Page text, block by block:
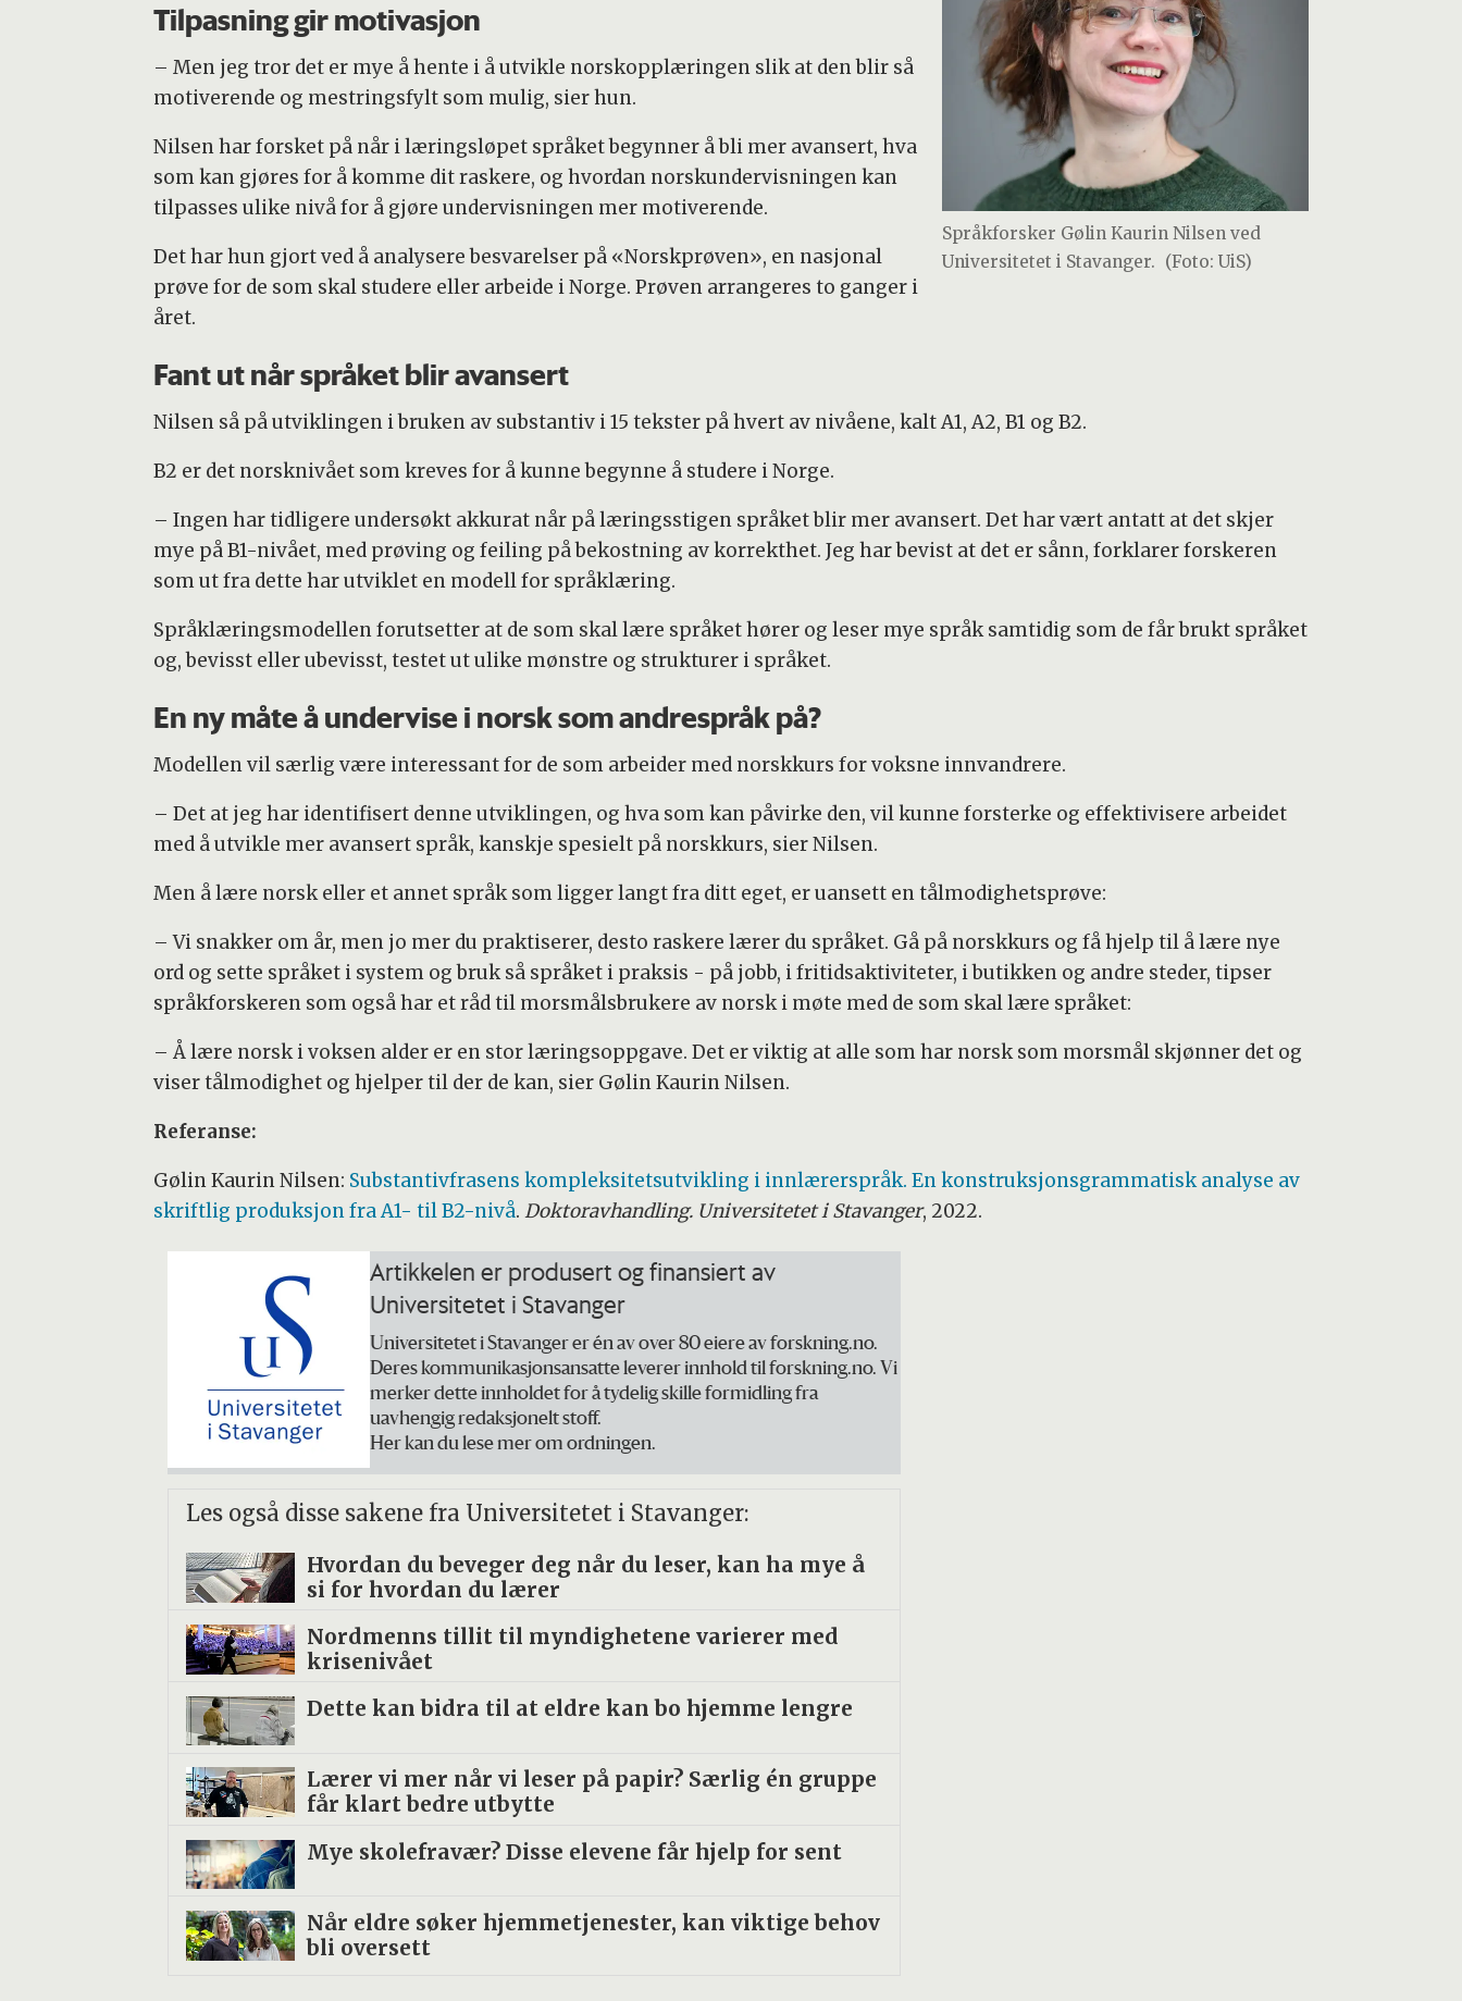
Språkforsker Gølin Kaurin Nilsen ved
Universitetet i Stavanger. (Foto: UiS)
Tilpasning gir motivasjon
– Men jeg tror det er mye å hente i å utvikle norskopplæringen slik at den blir så
motiverende og mestringsfylt som mulig, sier hun.
Nilsen har forsket på når i læringsløpet språket begynner å bli mer avansert, hva
som kan gjøres for å komme dit raskere, og hvordan norskundervisningen kan
tilpasses ulike nivå for å gjøre undervisningen mer motiverende.
Det har hun gjort ved å analysere besvarelser på «Norskprøven», en nasjonal
prøve for de som skal studere eller arbeide i Norge. Prøven arrangeres to ganger i
året.
Fant ut når språket blir avansert
Nilsen så på utviklingen i bruken av substantiv i 15 tekster på hvert av nivåene, kalt A1, A2, B1 og B2.
B2 er det norsknivået som kreves for å kunne begynne å studere i Norge.
– Ingen har tidligere undersøkt akkurat når på læringsstigen språket blir mer avansert. Det har vært antatt at det skjer
mye på B1-nivået, med prøving og feiling på bekostning av korrekthet. Jeg har bevist at det er sånn, forklarer forskeren
som ut fra dette har utviklet en modell for språklæring.
Språklæringsmodellen forutsetter at de som skal lære språket hører og leser mye språk samtidig som de får brukt språket
og, bevisst eller ubevisst, testet ut ulike mønstre og strukturer i språket.
En ny måte å undervise i norsk som andrespråk på?
Modellen vil særlig være interessant for de som arbeider med norskkurs for voksne innvandrere.
– Det at jeg har identifisert denne utviklingen, og hva som kan påvirke den, vil kunne forsterke og effektivisere arbeidet
med å utvikle mer avansert språk, kanskje spesielt på norskkurs, sier Nilsen.
Men å lære norsk eller et annet språk som ligger langt fra ditt eget, er uansett en tålmodighetsprøve:
– Vi snakker om år, men jo mer du praktiserer, desto raskere lærer du språket. Gå på norskkurs og få hjelp til å lære nye
ord og sette språket i system og bruk så språket i praksis - på jobb, i fritidsaktiviteter, i butikken og andre steder, tipser
språkforskeren som også har et råd til morsmålsbrukere av norsk i møte med de som skal lære språket:
– Å lære norsk i voksen alder er en stor læringsoppgave. Det er viktig at alle som har norsk som morsmål skjønner det og
viser tålmodighet og hjelper til der de kan, sier Gølin Kaurin Nilsen.
Referanse:
Gølin Kaurin Nilsen: Substantivfrasens kompleksitetsutvikling i innlærerspråk. En konstruksjonsgrammatisk analyse av
skriftlig produksjon fra A1- til B2-nivå. Doktoravhandling. Universitetet i Stavanger, 2022.
Artikkelen er produsert og finansiert av
Universitetet i Stavanger
Universitetet i Stavanger er én av over 80 eiere av forskning.no.
Deres kommunikasjonsansatte leverer innhold til forskning.no. Vi
merker dette innholdet for å tydelig skille formidling fra
uavhengig redaksjonelt stoff.
Her kan du lese mer om ordningen.
Les også disse sakene fra Universitetet i Stavanger:
Hvordan du beveger deg når du leser, kan ha mye å
si for hvordan du lærer
Nordmenns tillit til myndighetene varierer med
krisenivået
Dette kan bidra til at eldre kan bo hjemme lengre
Lærer vi mer når vi leser på papir? Særlig én gruppe
får klart bedre utbytte
Mye skolefravær? Disse elevene får hjelp for sent
Når eldre søker hjemmetjenester, kan viktige behov
bli oversett